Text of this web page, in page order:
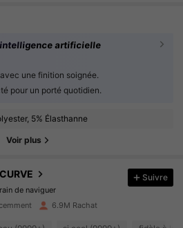
artificielle
une finition soignée.
pour un porté quotidien.
5% Élasthanne
Voir plus
Suivre
6.9M Rachat